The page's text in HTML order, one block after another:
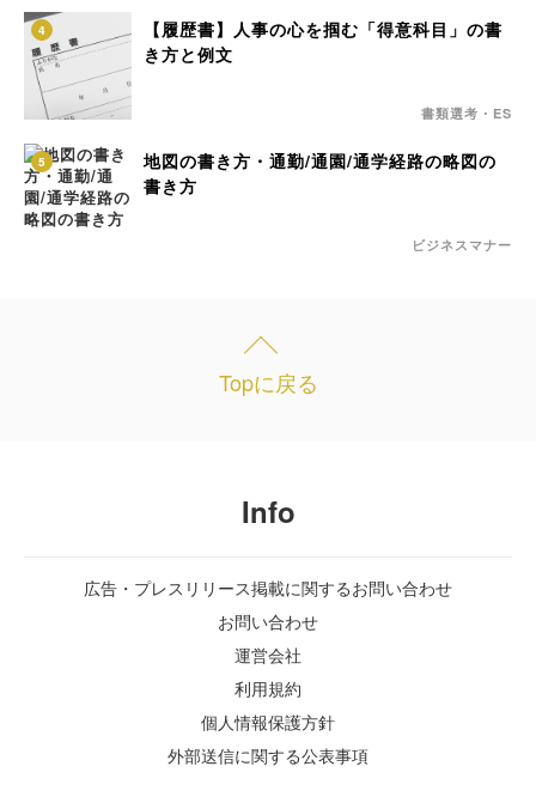
4
【履歴書】人事の心を掴む「得意科目」の書
き方と例文
書類選考・ES
5
地図の書き方・通勤/通園/通学経路の略図の
書き方
ビジネスマナー
Topに戻る
Info
広告・プレスリリース掲載に関するお問い合わせ
お問い合わせ
運営会社
利用規約
個人情報保護方針
外部送信に関する公表事項